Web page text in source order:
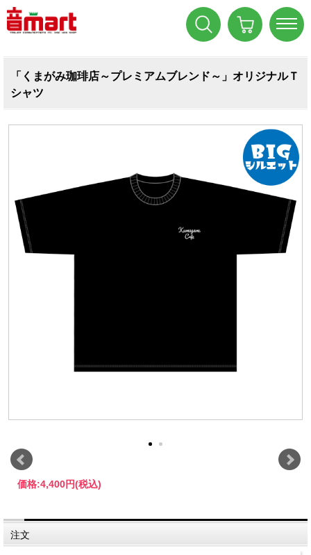
「くまがみ珈琲店～プレミアムブレンド～」オリジナルＴ
シャツ
価格:4,400円(税込)
注文